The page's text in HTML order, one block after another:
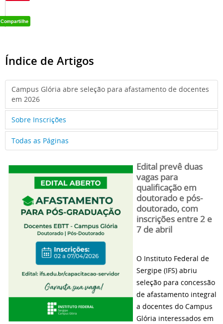
Índice de Artigos
Campus Glória abre seleção para afastamento de docentes
em 2026
Sobre Inscrições
Todas as Páginas
Edital prevê duas
vagas para
qualificação em
doutorado e pós-
doutorado, com
inscrições entre 2 e
7 de abril
O Instituto Federal de
Sergipe (IFS) abriu
seleção para concessão
de afastamento integral
a docentes do Campus
Glória interessados em